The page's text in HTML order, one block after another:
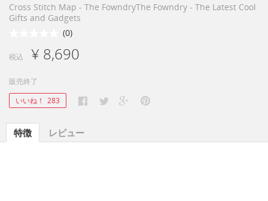
Cross Stitch Map - The FowndryThe Fowndry - The Latest Cool
Gifts and Gadgets
(0)
税込 ¥ 8,690
販売終了
いいね！ 283
特徴 レビュー